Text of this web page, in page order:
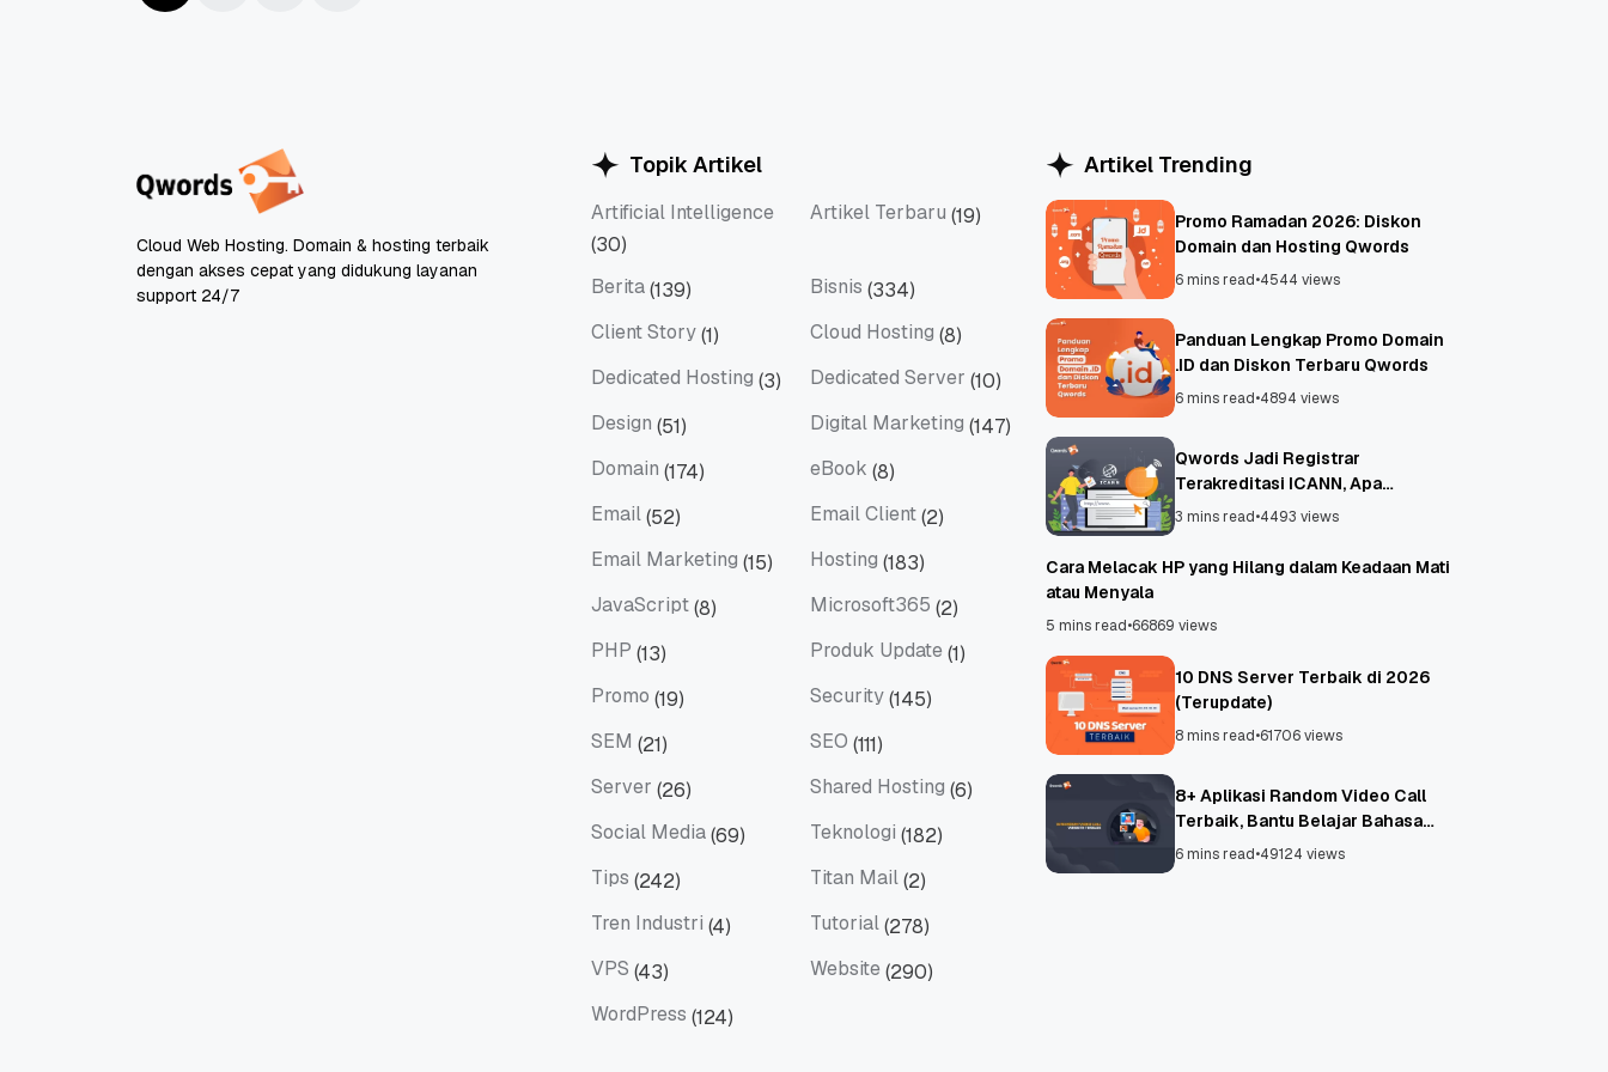
Cloud Web Hosting. Domain & hosting terbaik
dengan akses cepat yang didukung layanan
support 24/7
Topik Artikel
Artificial Intelligence
Artificial Intelligence
(30)
Artikel Terbaru (19)
Berita(139) Bisnis (334)
Client Story(1) Cloud Hosting (8)
Dedicated Hosting (3) Dedicated Server (10)
Design (51) Digital Marketing (147)
Domain (174) eBook (8)
Email(52) Email Client(2)
Email Marketing (15) Hosting (183)
JavaScript(8) Microsoft365 (2)
PHP (13) Produk Update (1)
Promo (19) Security(145)
SEM (21) SEO (111)
Server (26) Shared Hosting (6)
Social Media(69) Teknologi (182)
Tips (242) Titan Mail(2)
Tren Industri (4) Tutorial(278)
VPS (43) Website (290)
WordPress (124)
Artikel Trending
Promo Ramadan 2026: Diskon
Domain dan Hosting Qwords
6 mins read•4544 views
Panduan Lengkap Promo Domain
.ID dan Diskon Terbaru Qwords
6 mins read•4894 views
Qwords Jadi Registrar
Terakreditasi ICANN, Apa
Untungnya?
3 mins read•4493 views
Cara Melacak HP yang Hilang dalam Keadaan Mati
atau Menyala
5 mins read•66869 views
10 DNS Server Terbaik di 2026
(Terupdate)
8 mins read•61706 views
8+ Aplikasi Random Video Call
Terbaik, Bantu Belajar Bahasa
Asing!
6 mins read•49124 views